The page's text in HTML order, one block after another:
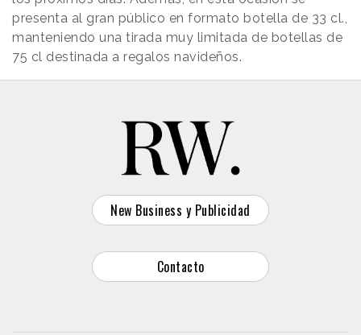
presenta al gran público en formato botella de 33 cl.,
manteniendo una tirada muy limitada de botellas de
75 cl destinada a regalos navideños.
New Business y Publicidad
Contacto